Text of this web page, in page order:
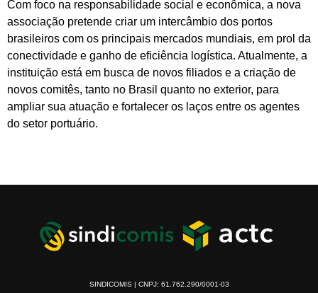
Com foco na responsabilidade social e econômica, a nova
associação pretende criar um intercâmbio dos portos
brasileiros com os principais mercados mundiais, em prol da
conectividade e ganho de eficiência logística. Atualmente, a
instituição está em busca de novos filiados e a criação de
novos comitês, tanto no Brasil quanto no exterior, para
ampliar sua atuação e fortalecer os laços entre os agentes
do setor portuário.
SINDICOMIS | CNPJ: 61.762.290/0001-03